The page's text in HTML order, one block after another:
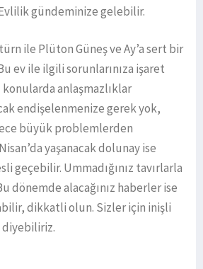
gündeminize gelebilir.
ile Plüton Güneş ve Ay’a sert bir
ev ile ilgili sorunlarınıza işaret
anlaşmazlıklar
endişelenmenize gerek yok,
büyük problemlerden
yaşanacak dolunay ise
geçebilir. Ummadığınız tavırlarla
dönemde alacağınız haberler ise
dikkatli olun. Sizler için inişli
diyebiliriz.